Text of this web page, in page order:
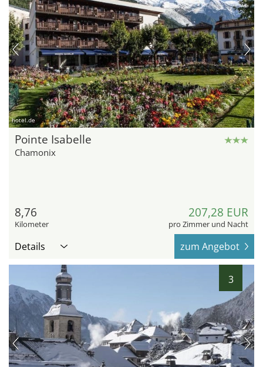
hotel.de
Pointe Isabelle
Chamonix
8,76
Kilometer
207,28 EUR
pro Zimmer und Nacht
Details zum Angebot
3